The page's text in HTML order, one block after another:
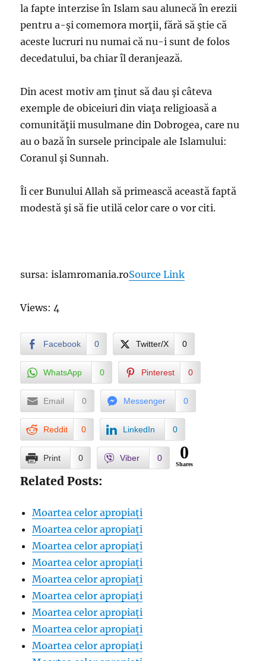
la fapte interzise în Islam sau alunecă în erezii
pentru a-şi comemora morţii, fără să ştie că
aceste lucruri nu numai că nu-i sunt de folos
decedatului, ba chiar îl deranjează.
Din acest motiv am ţinut să dau şi câteva
exemple de obiceiuri din viaţa religioasă a
comunităţii musulmane din Dobrogea, care nu
au o bază în sursele principale ale Islamului:
Coranul şi Sunnah.
Îi cer Bunului Allah să primească această faptă
modestă şi să fie utilă celor care o vor citi.
sursa: islamromania.roSource Link
Views: 4
Facebook 0 Twitter/X 0
WhatsApp 0 Pinterest 0
Email 0 Messenger 0
Reddit 0 LinkedIn 0
Print 0 Viber 0 0
Shares
Related Posts:
Moartea celor apropiați
Moartea celor apropiați
Moartea celor apropiați
Moartea celor apropiați
Moartea celor apropiați
Moartea celor apropiați
Moartea celor apropiați
Moartea celor apropiați
Moartea celor apropiați